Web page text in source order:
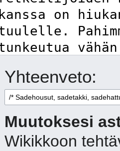
Yhteenveto:
Muutoksesi
Wikikkoon